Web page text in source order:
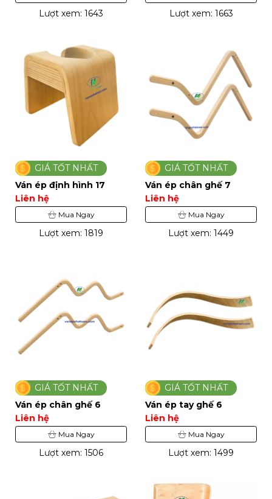
Lượt xem: 1643 Lượt xem: 1663
GIÁ TỐT NHẤT
Ván ép định hình 17
Liên hệ
Mua Ngay
Lượt xem: 1819
GIÁ TỐT NHẤT
Ván ép chân ghế 7
Liên hệ
Mua Ngay
Lượt xem: 1449
GIÁ TỐT NHẤT
Ván ép chân ghế 6
Liên hệ
Mua Ngay
Lượt xem: 1506
GIÁ TỐT NHẤT
Ván ép tay ghế 6
Liên hệ
Mua Ngay
Lượt xem: 1499